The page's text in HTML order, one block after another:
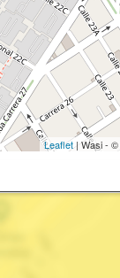
Leaflet| Wasi - ©